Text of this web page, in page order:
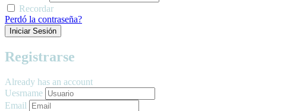
Recordar
Perdó la contraseña?
Registrarse
Already has an account
Uesrname
Email